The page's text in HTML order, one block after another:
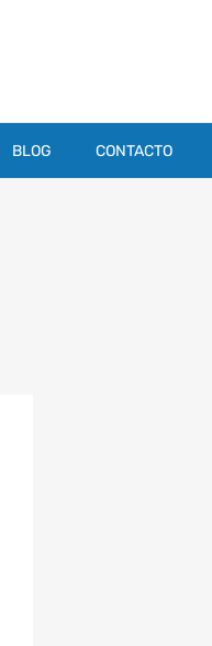
BLOG CONTACTO